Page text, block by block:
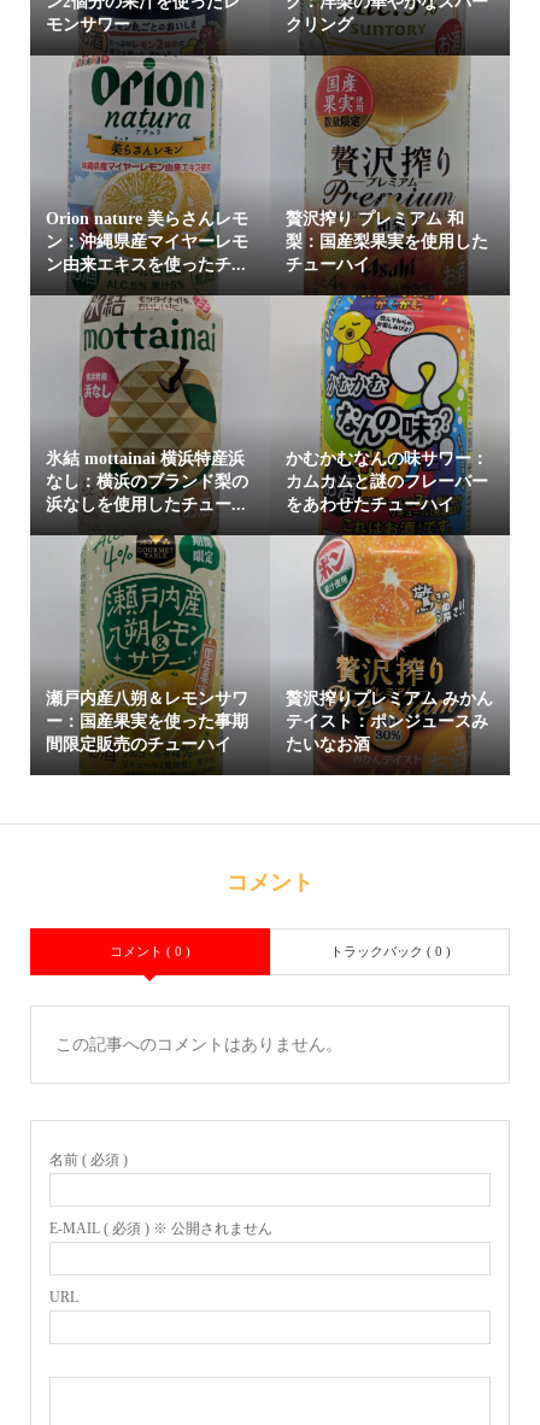
モンサワー
クリング
Orion nature 美らさんレモ
ン：沖縄県産マイヤーレモ
ン由来エキスを使ったチ...
贅沢搾り プレミアム 和
梨：国産梨果実を使用した
チューハイ
氷結 mottainai 横浜特産浜
なし：横浜のブランド梨の
浜なしを使用したチュー...
かむかむなんの味サワー：
カムカムと謎のフレーバー
をあわせたチューハイ
瀬戸内産八朔＆レモンサワ
ー：国産果実を使った事期
間限定販売のチューハイ
贅沢搾りプレミアム みかん
テイスト：ポンジュースみ
たいなお酒
コメント
コメント ( 0 ) トラックバック ( 0 )
この記事へのコメントはありません。
名前 ( 必須 )
E-MAIL ( 必須 ) ※ 公開されません
URL